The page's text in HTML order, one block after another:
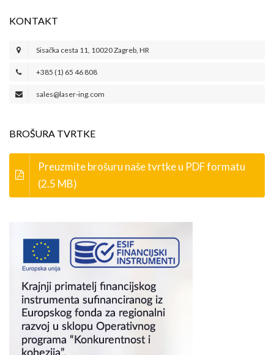
KONTAKT
Sisačka cesta 11, 10020 Zagreb, HR
+385 (1) 65 46 808
sales@laser-ing.com
BROŠURA TVRTKE
Preuzmite brošuru naše tvrtke u PDF formatu
(2.5 MB)